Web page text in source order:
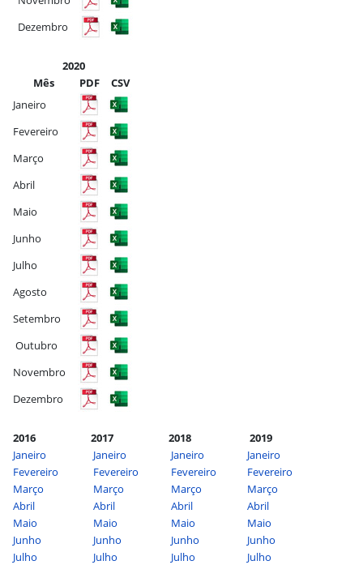
Dezembro
2020
Mês
PDF
CSV
Janeiro
Fevereiro
Março
Abril
Maio
Junho
Julho
Agosto
Setembro
Outubro
Novembro
Dezembro
2016 2017 2018
2019
Janeiro
Janeiro Janeiro
Janeiro
Fevereiro
Fevereiro Fevereiro
Fevereiro
Março
Março Março
Março
Abril
Abril Abril
Abril
Maio
Maio Maio
Maio
Junho
Junho Junho
Junho
Julho
Julho Julho
Julho